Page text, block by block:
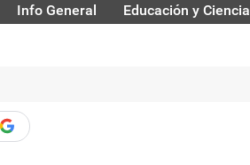
Info General Educación y Ciencia